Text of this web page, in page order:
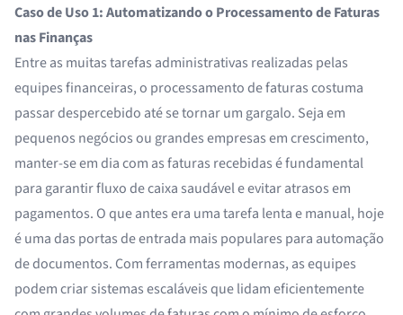
Caso de Uso 1: Automatizando o Processamento de Faturas
nas Finanças
Entre as muitas tarefas administrativas realizadas pelas
equipes financeiras, o processamento de faturas costuma
passar despercebido até se tornar um gargalo. Seja em
pequenos negócios ou grandes empresas em crescimento,
manter-se em dia com as faturas recebidas é fundamental
para garantir fluxo de caixa saudável e evitar atrasos em
pagamentos. O que antes era uma tarefa lenta e manual, hoje
é uma das portas de entrada mais populares para automação
de documentos. Com ferramentas modernas, as equipes
podem criar sistemas escaláveis que lidam eficientemente